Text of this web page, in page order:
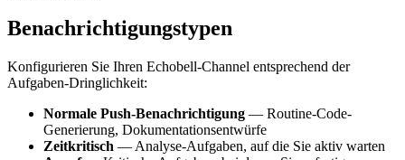
Benachrichtigungstypen
Konfigurieren Sie Ihren Echobell-Channel entsprechend der
Aufgaben-Dringlichkeit:
Normale Push-Benachrichtigung — Routine-Code-
Generierung, Dokumentationsentwürfe
Zeitkritisch — Analyse-Aufgaben, auf die Sie aktiv warten